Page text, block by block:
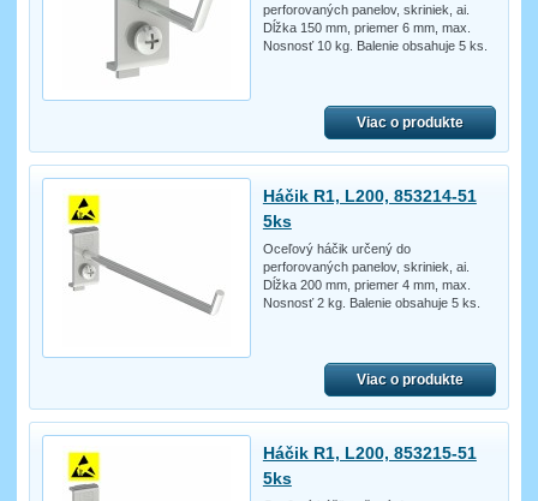
perforovaných panelov, skriniek, ai.
Dĺžka 150 mm, priemer 6 mm, max.
Nosnosť 10 kg. Balenie obsahuje 5 ks.
Viac o produkte
Háčik R1, L200, 853214-51
5ks
Oceľový háčik určený do
perforovaných panelov, skriniek, ai.
Dĺžka 200 mm, priemer 4 mm, max.
Nosnosť 2 kg. Balenie obsahuje 5 ks.
Viac o produkte
Háčik R1, L200, 853215-51
5ks